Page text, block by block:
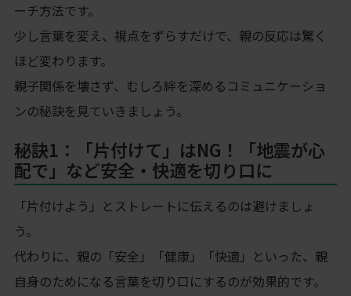
ーチ方法です。
少し言葉を変え、視点をずらすだけで、親の反応は驚く
ほど変わります。
親子関係を壊さず、むしろ絆を深めるコミュニケーショ
ンの秘訣を見ていきましょう。
秘訣1：「片付けて」はNG！「地震が心
配で」など安全・快適を切り口に
「片付けよう」とストレートに伝えるのは避けましょ
う。
代わりに、親の「安全」「健康」「快適」といった、親
自身のためになる言葉を切り口にするのが効果的です。